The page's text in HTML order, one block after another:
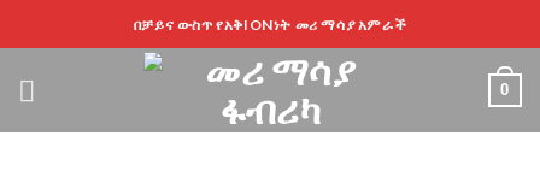
ይዘት
በቻይና ውስጥ የአቅIONነት መሪ ማሳያ አምራች
0